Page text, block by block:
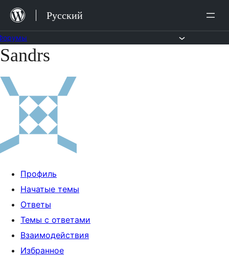
Перейти
содержимому
Русский
Перейти
содержимому
Sandrs
Профиль
Начатые темы
Ответы
Темы с ответами
Взаимодействия
Избранное